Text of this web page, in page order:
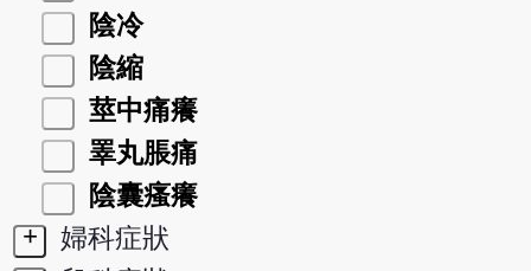
陰冷
陰縮
莖中痛癢
睪丸脹痛
陰囊瘙癢
+
婦科症狀